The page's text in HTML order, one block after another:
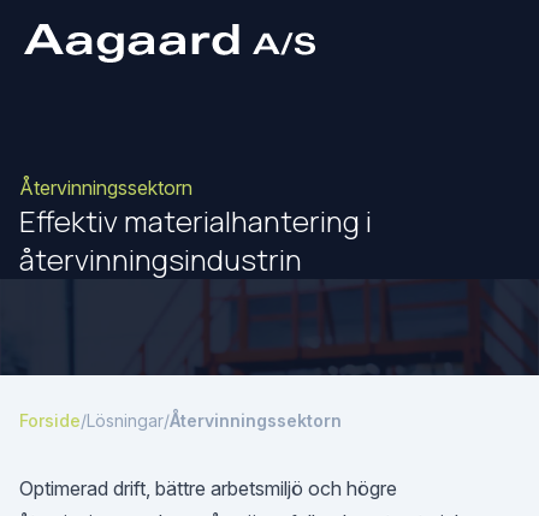
Återvinningssektorn
Effektiv materialhantering i
återvinningsindustrin
Forside/Lösningar/Återvinningssektorn
Optimerad drift, bättre arbetsmiljö och högre